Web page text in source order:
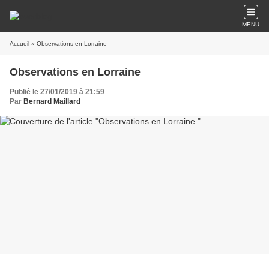
MENU
Accueil » Observations en Lorraine
Observations en Lorraine
Publié le 27/01/2019 à 21:59
Par Bernard Maillard